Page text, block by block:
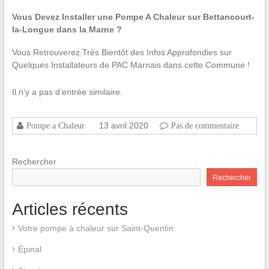
Vous Devez Installer une Pompe A Chaleur sur Bettancourt-
la-Longue dans la Marne ?
Vous Retrouverez Très Bientôt des Infos Approfondies sur
Quelques Installateurs de PAC Marnais dans cette Commune !
Il n’y a pas d’entrée similaire.
Pompe a Chaleur 13 avril 2020 Pas de commentaire
Rechercher
Rechercher
Articles récents
Votre pompe à chaleur sur Saint-Quentin
Épinal